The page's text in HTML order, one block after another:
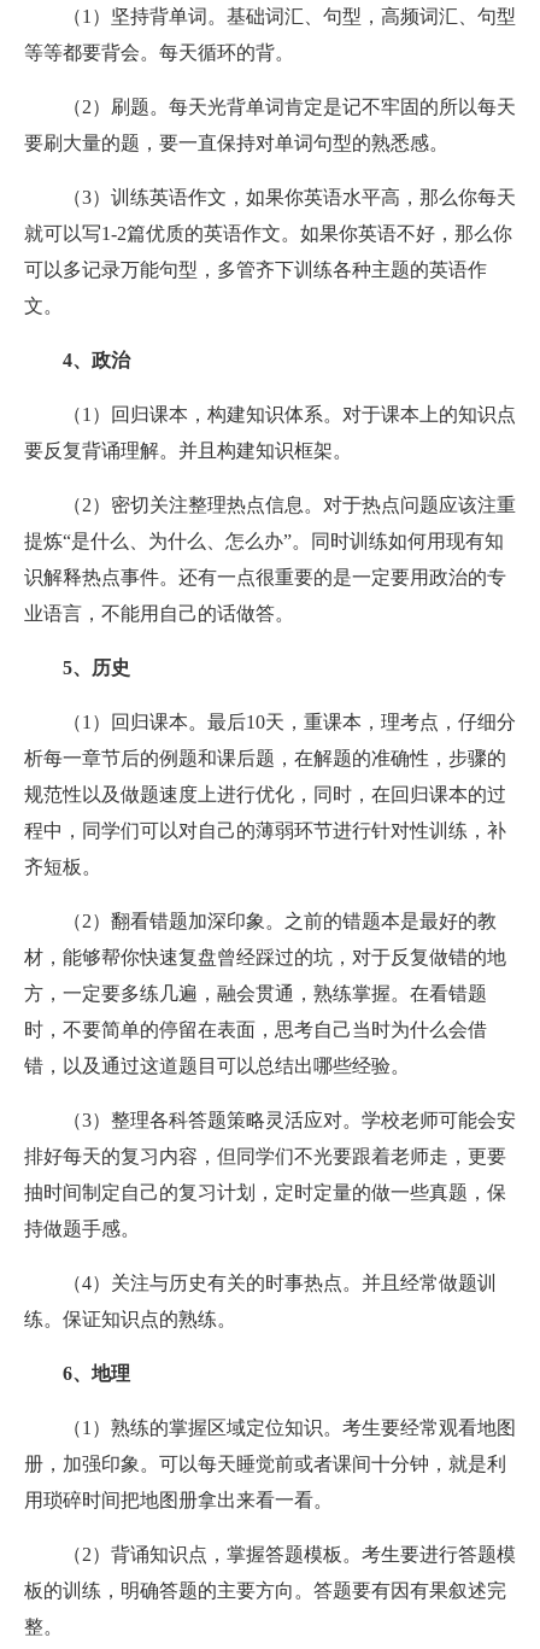
（1）坚持背单词。基础词汇、句型，高频词汇、句型
等等都要背会。每天循环的背。
（2）刷题。每天光背单词肯定是记不牢固的所以每天
要刷大量的题，要一直保持对单词句型的熟悉感。
（3）训练英语作文，如果你英语水平高，那么你每天
就可以写1-2篇优质的英语作文。如果你英语不好，那么你
可以多记录万能句型，多管齐下训练各种主题的英语作
文。
4、政治
（1）回归课本，构建知识体系。对于课本上的知识点
要反复背诵理解。并且构建知识框架。
（2）密切关注整理热点信息。对于热点问题应该注重
提炼“是什么、为什么、怎么办”。同时训练如何用现有知
识解释热点事件。还有一点很重要的是一定要用政治的专
业语言，不能用自己的话做答。
5、历史
（1）回归课本。最后10天，重课本，理考点，仔细分
析每一章节后的例题和课后题，在解题的准确性，步骤的
规范性以及做题速度上进行优化，同时，在回归课本的过
程中，同学们可以对自己的薄弱环节进行针对性训练，补
齐短板。
（2）翻看错题加深印象。之前的错题本是最好的教
材，能够帮你快速复盘曾经踩过的坑，对于反复做错的地
方，一定要多练几遍，融会贯通，熟练掌握。在看错题
时，不要简单的停留在表面，思考自己当时为什么会借
错，以及通过这道题目可以总结出哪些经验。
（3）整理各科答题策略灵活应对。学校老师可能会安
排好每天的复习内容，但同学们不光要跟着老师走，更要
抽时间制定自己的复习计划，定时定量的做一些真题，保
持做题手感。
（4）关注与历史有关的时事热点。并且经常做题训
练。保证知识点的熟练。
6、地理
（1）熟练的掌握区域定位知识。考生要经常观看地图
册，加强印象。可以每天睡觉前或者课间十分钟，就是利
用琐碎时间把地图册拿出来看一看。
（2）背诵知识点，掌握答题模板。考生要进行答题模
板的训练，明确答题的主要方向。答题要有因有果叙述完
整。